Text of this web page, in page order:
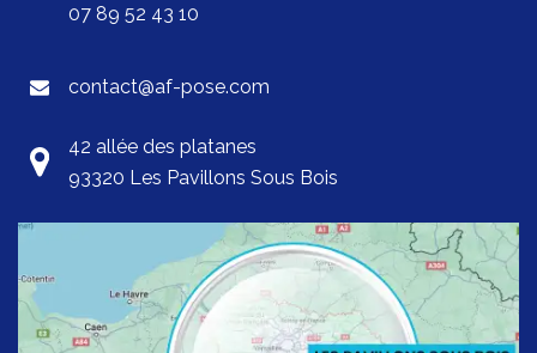
07 89 52 43 10
contact@af-pose.com
42 allée des platanes
93320 Les Pavillons Sous Bois